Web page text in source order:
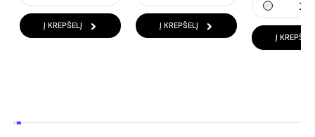
Į KREPŠELĮ Į KREPŠELĮ
Į KREPŠELĮ